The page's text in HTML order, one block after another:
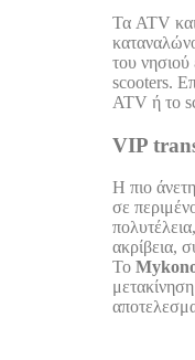
Τα ATV και
του
scooters.
ATV ή το
VIP
Η πιο
σε
ακρίβεια,
Το